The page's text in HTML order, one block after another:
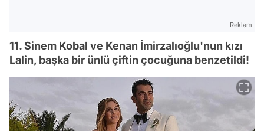
Reklam
11. Sinem Kobal ve Kenan İmirzalıoğlu'nun kızı
Lalin, başka bir ünlü çiftin çocuğuna benzetildi!